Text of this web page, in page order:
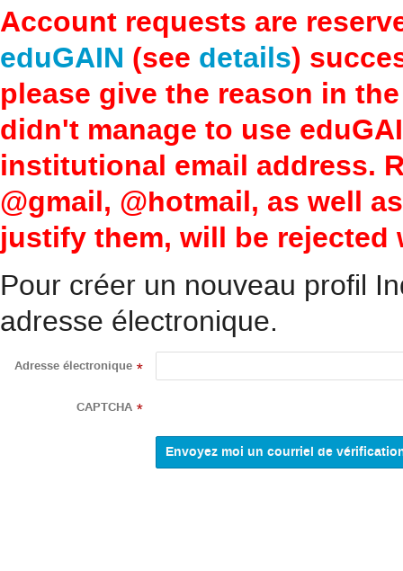
Account requests are
eduGAIN (see details)
please give the reason in
didn't manage to use
institutional email address.
@gmail, @hotmail, as well
justify them, will be
Pour créer un nouveau profil
adresse électronique.
Adresse électronique *
CAPTCHA *